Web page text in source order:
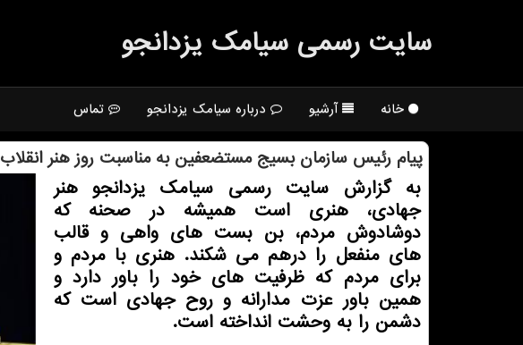
سایت رسمی سیامك یزدانجو
خانه آرشیو درباره سیامک یزدانجو تماس
پیام رئیس سازمان بسیج مستضعفین به مناسبت روز هنر انقلاب
به گزارش سایت رسمی سیامك یزدانجو هنر
جهادی، هنری است همیشه در صحنه كه
دوشادوش مردم، بن بست های واهی و قالب
های منفعل را درهم می شكند. هنری با مردم و
برای مردم كه ظرفیت های خود را باور دارد و
همین باور عزت مدارانه و روح جهادی است كه
دشمن را به وحشت انداخته است.